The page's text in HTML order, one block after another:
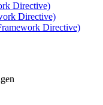
Directive)
Directive)
Directive)